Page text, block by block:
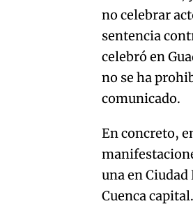
no celebrar
sentencia
celebró en
no se ha
comunicado.
En concreto,
una en
Cuenca capital.